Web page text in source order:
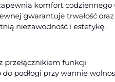
komfort codziennego
gwarantuje trwałość
niezawodność i estetykę.
przełącznikiem funkcji
podłogi przy wannie